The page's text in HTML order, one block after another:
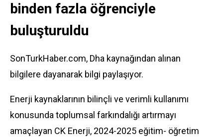
binden fazla öğrenciyle
buluşturuldu
SonTurkHaber.com, Dha kaynağından alınan
bilgilere dayanarak bilgi paylaşıyor.
Enerji kaynaklarının bilinçli ve verimli kullanımı
konusunda toplumsal farkındalığı artırmayı
amaçlayan CK Enerji, 2024-2025 eğitim- öğretim